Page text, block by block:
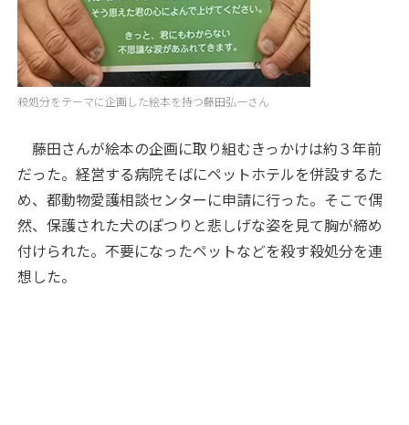
殺処分をテーマに企画した絵本を持つ藤田弘一さん
藤田さんが絵本の企画に取り組むきっかけは約３年前
だった。経営する病院そばにペットホテルを併設するた
め、都動物愛護相談センターに申請に行った。そこで偶
然、保護された犬のぽつりと悲しげな姿を見て胸が締め
付けられた。不要になったペットなどを殺す殺処分を連
想した。